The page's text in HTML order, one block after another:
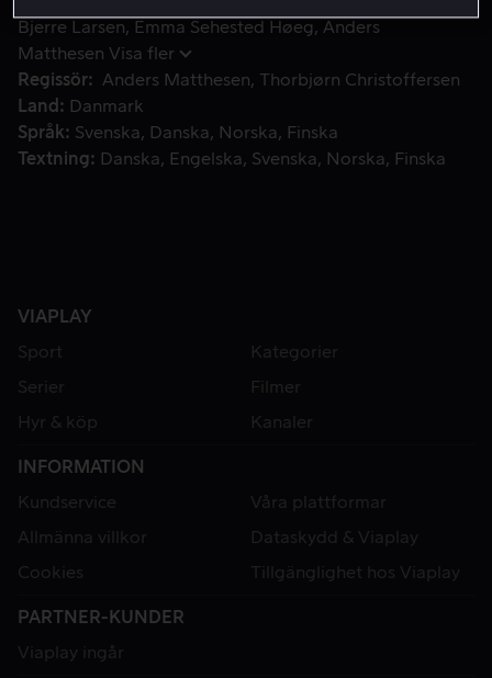
Bjerre Larsen
Emma Sehested Høeg
Anders
Matthesen Visa fler
Regissör
Anders Matthesen
Thorbjørn Christoffersen
Land
Danmark
Språk
Svenska Danska Norska
Finska
Textning
Danska Engelska Svenska Norska Finska
VIAPLAY
Sport
Kategorier
Serier
Filmer
Hyr & köp
Kanaler
INFORMATION
Kundservice
Våra plattformar
Allmänna villkor
Dataskydd & Viaplay
Cookies
Tillgänglighet hos Viaplay
PARTNER-KUNDER
Viaplay ingår